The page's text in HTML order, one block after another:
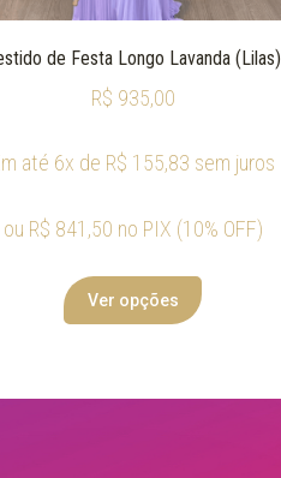
de Festa Longo Lavanda (Lilas)
R$ 935,00
até 6x de R$ 155,83 sem juros
ou R$ 841,50 no PIX (10% OFF)
Ver opções